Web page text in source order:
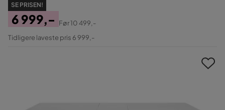
SE PRISEN!
Pris
6 999,-
Original
Før10 499,-
Tidligere laveste pris 6 999,-